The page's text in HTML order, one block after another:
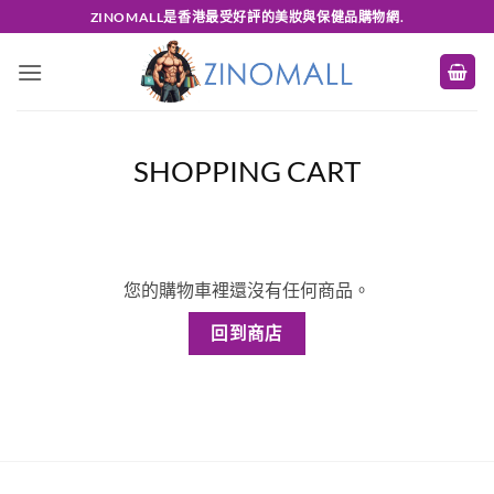
to
content
ZINOMALL是香港最受好評的美妝與保健品購物網.
SHOPPING CART
您的購物車裡還沒有任何商品。
回到商店